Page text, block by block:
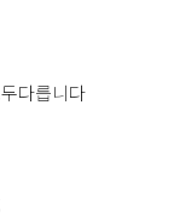
다릅니다